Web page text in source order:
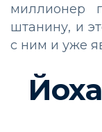
миллионер
штанину, и
с ним и уже